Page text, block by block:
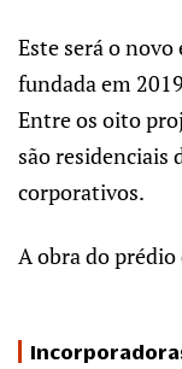
Este será o
fundada em
Entre os oito
são residenciais
corporativos.
A obra do prédio